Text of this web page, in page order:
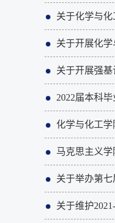
关于化学与
关于开展化
关于开展强基
2022届本科
化学与化工
马克思主义
关于举办第
关于维护